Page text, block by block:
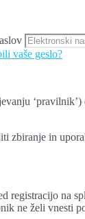
vaše geslo?
zbiranje in
registracijo na
ne želi vnesti